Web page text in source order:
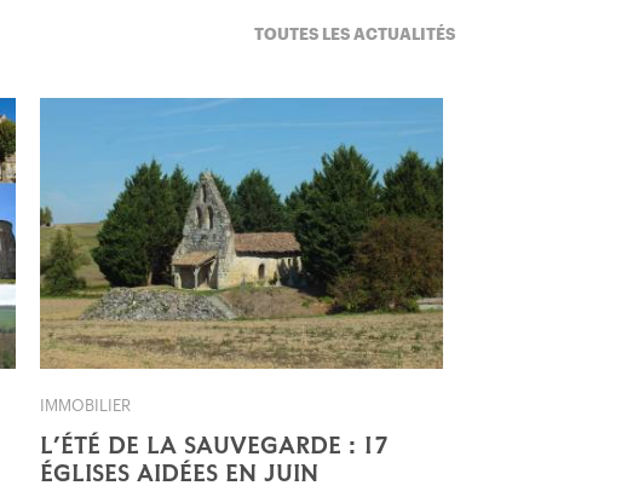
TOUTES LES ACTUALITÉS
IMMOBILIER
L’ÉTÉ DE LA SAUVEGARDE : 17
ÉGLISES AIDÉES EN JUIN